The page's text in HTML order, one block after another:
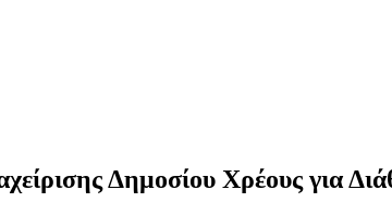
Δημοσίου Χρέους για